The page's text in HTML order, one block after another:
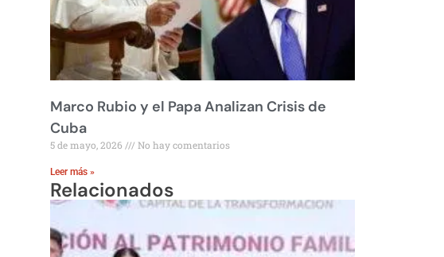
Marco Rubio y el Papa Analizan Crisis de
Cuba
5 de mayo, 2026 No hay comentarios
Leer más »
Relacionados